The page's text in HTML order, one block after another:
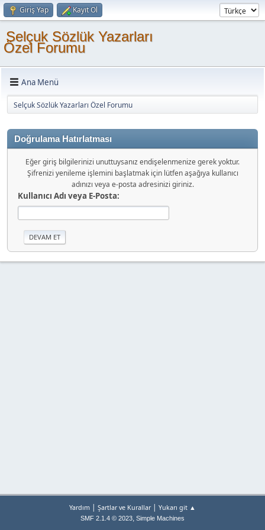
Giriş Yap Kayıt Ol
Selçuk Sözlük Yazarları
Özel Forumu
Ana Menü
Selçuk Sözlük Yazarları Özel Forumu
Doğrulama Hatırlatması
Eğer giriş bilgilerinizi unuttuysanız endişelenmenize gerek yoktur.
Şifrenizi yenileme işlemini başlatmak için lütfen aşağıya kullanıcı
adınızı veya e-posta adresinizi giriniz.
Kullanıcı Adı veya E-Posta:
Yardım | Şartlar ve Kurallar| Yukarı git ▲
SMF 2.1.4 © 2023, Simple Machines